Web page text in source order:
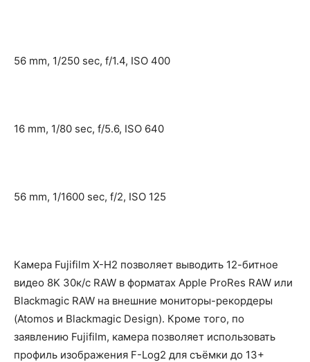
56 mm, 1/250 sec, f/1.4, ISO 400
16 mm, 1/80 sec, f/5.6, ISO 640
56 mm, 1/1600 sec, f/2, ISO 125
Камера Fujifilm X-H2 позволяет выводить 12-битное
видео 8K 30к/с RAW в форматах Apple ProRes RAW или
Blackmagic RAW на внешние мониторы-рекордеры
(Atomos и Blackmagic Design). Кроме того, по
заявлению Fujifilm, камера позволяет использовать
профиль изображения F-Log2 для съёмки до 13+